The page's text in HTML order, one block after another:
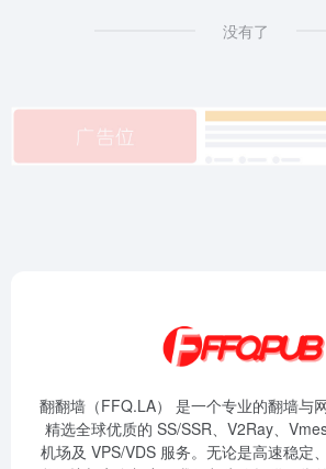
没有了
翻翻墙（FFQ.LA） 是一个专业的翻墙与
精选全球优质的 SS/SSR、V2Ray、
机场及 VPS/VDS 服务。无论是高速稳定